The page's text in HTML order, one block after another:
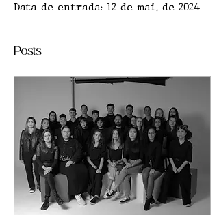
Data de entrada: 12 de mai. de 2024
Posts